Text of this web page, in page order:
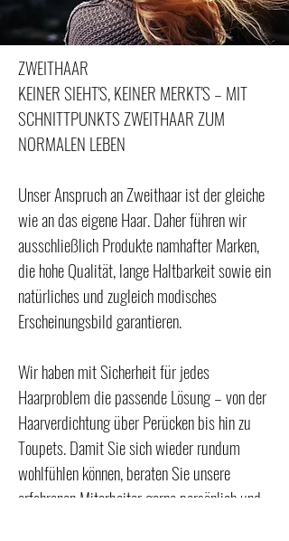
ZWEITHAAR
KEINER SIEHT'S, KEINER MERKT'S – MIT
SCHNITTPUNKTS ZWEITHAAR ZUM
NORMALEN LEBEN
Unser Anspruch an Zweithaar ist der gleiche
wie an das eigene Haar. Daher führen wir
ausschließlich Produkte namhafter Marken,
die hohe Qualität, lange Haltbarkeit sowie ein
natürliches und zugleich modisches
Erscheinungsbild garantieren.
Wir haben mit Sicherheit für jedes
Haarproblem die passende Lösung – von der
Haarverdichtung über Perücken bis hin zu
Toupets. Damit Sie sich wieder rundum
wohlfühlen können, beraten Sie unsere
erfahrenen Mitarbeiter gerne persönlich und